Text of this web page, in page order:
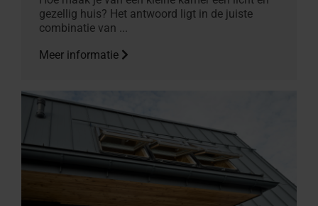
gezellig huis? Het antwoord ligt in de juiste
combinatie van ...
Meer informatie